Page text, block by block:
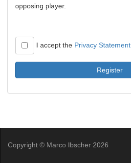
opposing player.
I accept the Privacy Statement.
Register
Copyright © Marco Ibscher 2026